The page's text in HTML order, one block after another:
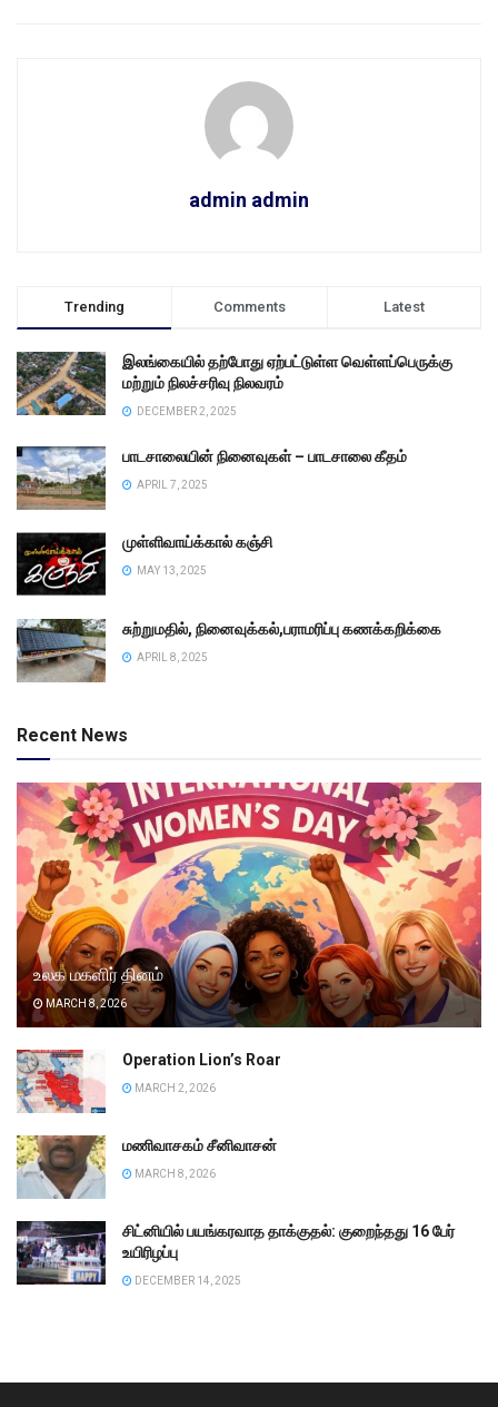
admin admin
Trending Comments Latest
இலங்கையில் தற்போது ஏற்பட்டுள்ள வெள்ளப்பெருக்கு
மற்றும் நிலச்சரிவு நிலவரம்
DECEMBER 2, 2025
பாடசாலையின் நினைவுகள் – பாடசாலை கீதம்
APRIL 7, 2025
முள்ளிவாய்க்கால் கஞ்சி
MAY 13, 2025
சுற்றுமதில், நினைவுக்கல்,பராமரிப்பு கணக்கறிக்கை
APRIL 8, 2025
Recent News
உலக மகளிர் தினம்
MARCH 8, 2026
Operation Lion’s Roar
MARCH 2, 2026
மணிவாசகம் சீனிவாசன்
MARCH 8, 2026
சிட்னியில் பயங்கரவாத தாக்குதல்: குறைந்தது 16 பேர்
உயிரிழப்பு
DECEMBER 14, 2025